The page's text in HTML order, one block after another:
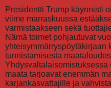
Presidentti Trump käynnisti
viime marraskuussa
varmistaakseen sekä
Nämä toimet pohjautuvat
yhteisymmärryspöytäkirjaan
tunnistamisesta
maata tarjoavat enemmän
karjankasvattajille ja